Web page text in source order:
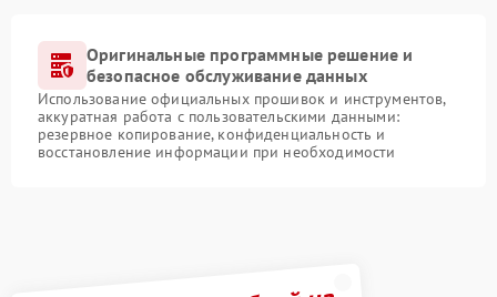
Оригинальные программные решение и
безопасное обслуживание данных
Использование официальных прошивок и инструментов,
аккуратная работа с пользовательскими данными:
резервное копирование, конфиденциальность и
восстановление информации при необходимости